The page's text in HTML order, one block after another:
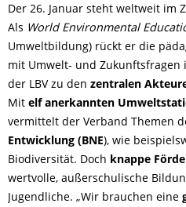
Der 26. Januar steht weltweit im
Als World Environmental
Umweltbildung) rückt er die
mit Umwelt- und Zukunftsfragen
der LBV zu den zentralen
Mit elf anerkannten
vermittelt der Verband Themen
Entwicklung (BNE), wie
Biodiversität. Doch knappe
wertvolle, außerschulische
Jugendliche. „Wir brauchen eine